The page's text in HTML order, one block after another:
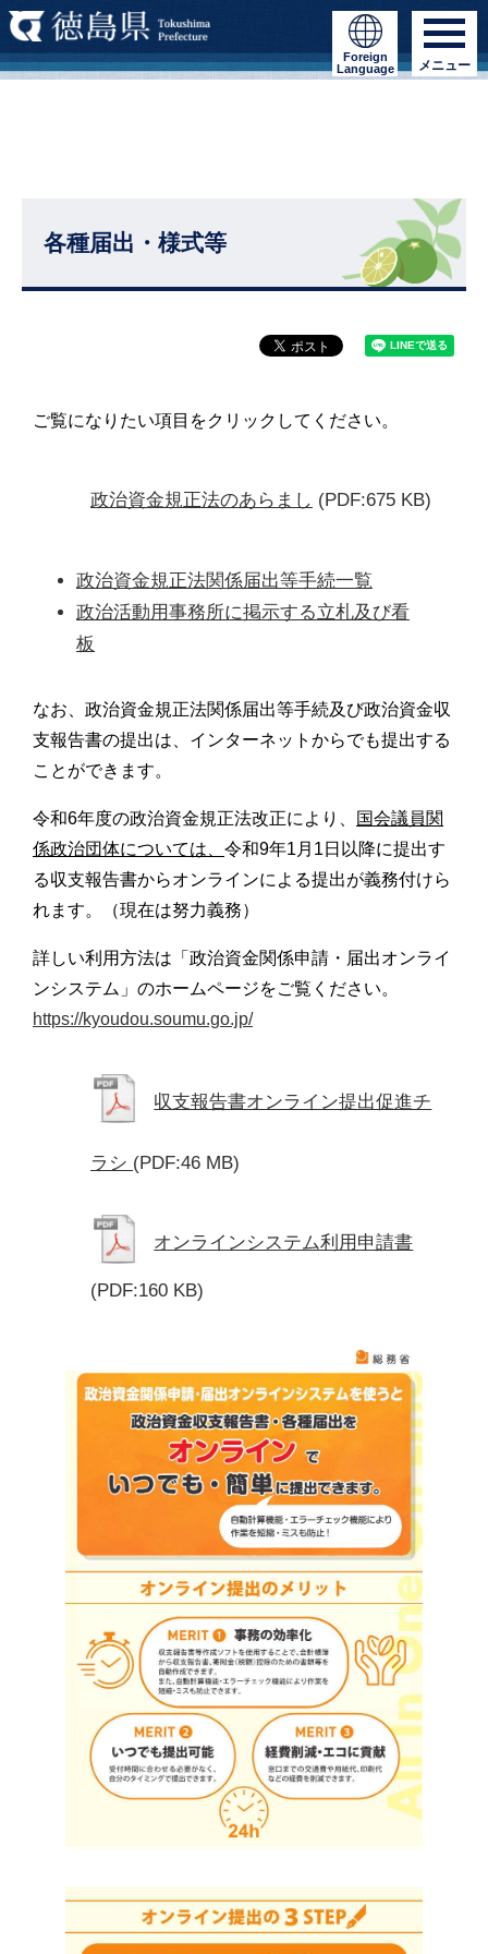
Foreign
Language
メニュー
各種届出・様式等
ご覧になりたい項目をクリックしてください。
政治資金規正法のあらまし (PDF:675 KB)
政治資金規正法関係届出等手続一覧
政治活動用事務所に掲示する立札及び看
板
なお、政治資金規正法関係届出等手続及び政治資金収
支報告書の提出は、インターネットからでも提出する
ことができます。
令和6年度の政治資金規正法改正により、
国会議員関
係政治団体については、 令和9年1月1日以降に提出す
る収支報告書からオンラインによる提出が義務付けら
れます。（現在は努力義務）
詳しい利用方法は「政治資金関係申請・届出オンライ
ンシステム」のホームページをご覧ください。
https://kyoudou.soumu.go.jp/
収支報告書オンライン提出促進チ
ラシ (PDF:46 MB)
オンラインシステム利用申請書
(PDF:160 KB)